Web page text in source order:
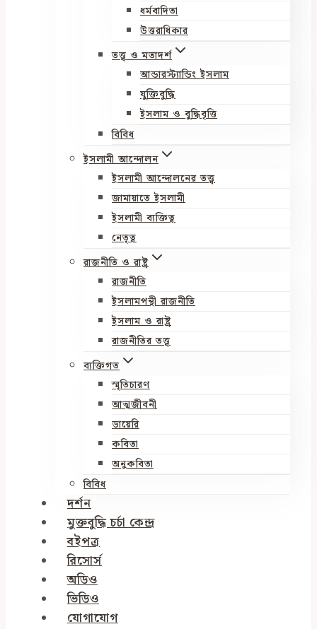
ধর্মবাদিতা
উত্তরাধিকার
তত্ত্ব ও মতাদর্শ
আন্ডারস্ট্যান্ডিং ইসলাম
যুক্তিবুদ্ধি
ইসলাম ও বুদ্ধিবৃত্তি
বিবিধ
ইসলামী আন্দোলন
ইসলামী আন্দোলনের তত্ত্ব
জামায়াতে ইসলামী
ইসলামী ব্যক্তিত্ব
নেতৃত্ব
রাজনীতি ও রাষ্ট্র
রাজনীতি
ইসলামপন্থী রাজনীতি
ইসলাম ও রাষ্ট্র
রাজনীতির তত্ত্ব
ব্যক্তিগত
স্মৃতিচারণ
আত্মজীবনী
ডায়েরি
কবিতা
অনুকবিতা
বিবিধ
দর্শন
মুক্তবুদ্ধি চর্চা কেন্দ্র
বইপত্র
রিসোর্স
অডিও
ভিডিও
যোগাযোগ